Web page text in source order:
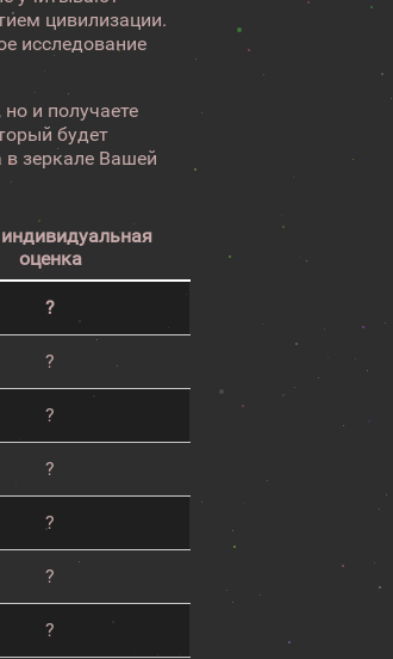
цивилизации.
исследование
и получаете
будет
зеркале Вашей
оценка
?
?
?
?
?
?
?